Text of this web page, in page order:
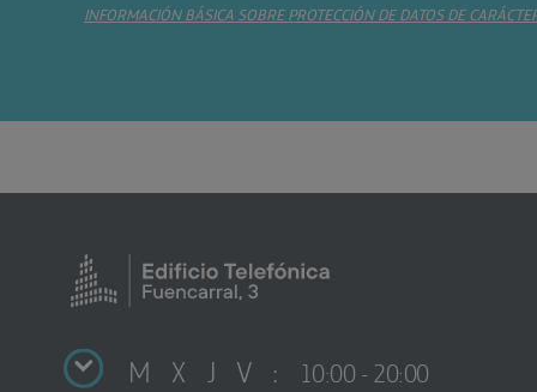
INFORMACIÓN BÁSICA SOBRE PROTECCIÓN DE DATOS DE
M X J V : 10:00 - 20:00